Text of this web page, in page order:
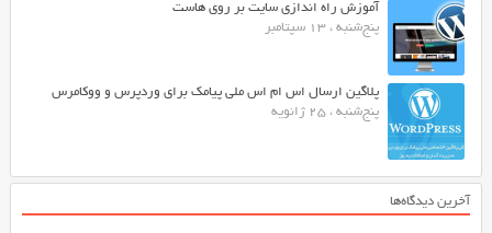
آموزش راه اندازی سایت بر روی هاست
پنج‌شنبه ، 13 سپتامبر
پلاگین ارسال اس ام اس ملی پیامک برای وردپرس و ووکامرس
پنج‌شنبه ، 25 ژانویه
آخرین دیدگاه‌ها